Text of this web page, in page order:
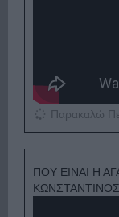
Παρακαλώ
ΠΟΥ ΕΙΝΑΙ Η
ΚΩΝΣΤΑΝΤΙΝΟΣ